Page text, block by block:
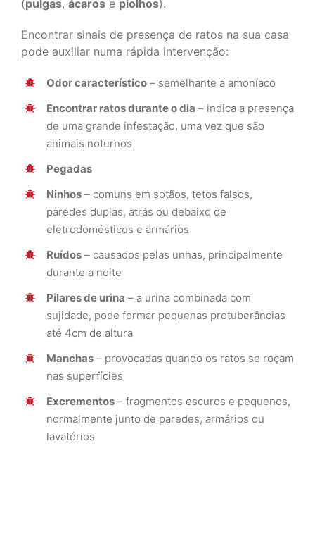
(pulgas, ácaros e piolhos).
Encontrar sinais de presença de ratos na sua casa
pode auxiliar numa rápida intervenção:
Odor característico – semelhante a amoníaco
Encontrar ratos durante o dia – indica a presença
de uma grande infestação, uma vez que são
animais noturnos
Pegadas
Ninhos – comuns em sotãos, tetos falsos,
paredes duplas, atrás ou debaixo de
eletrodomésticos e armários
Ruídos – causados pelas unhas, principalmente
durante a noite
Pilares de urina – a urina combinada com
sujidade, pode formar pequenas protuberâncias
até 4cm de altura
Manchas – provocadas quando os ratos se roçam
nas superfícies
Excrementos – fragmentos escuros e pequenos,
normalmente junto de paredes, armários ou
lavatórios